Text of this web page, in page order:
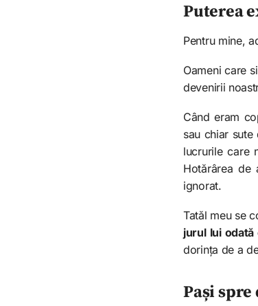
Puterea
Pentru mine,
Oameni care
devenirii
Când eram
sau chiar
lucrurile care
Hotărârea
ignorat.
Tatăl meu se
jurul lui
dorința de a
Pași